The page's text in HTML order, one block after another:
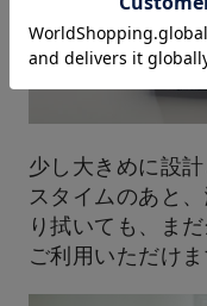
少し大きめに設
スタイムのあと
り拭いても、ま
ご利用いただけま